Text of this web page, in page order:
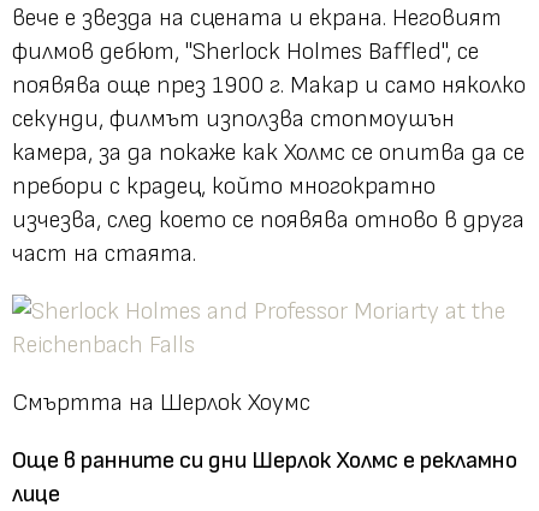
вече е звезда на сцената и екрана. Неговият
филмов дебют, "Sherlock Holmes Baffled", се
появява още през 1900 г. Макар и само няколко
секунди, филмът използва стопмоушън
камера, за да покаже как Холмс се опитва да се
пребори с крадец, който многократно
изчезва, след което се появява отново в друга
част на стаята.
Смъртта на Шерлок Хоумс
Още в ранните си дни Шерлок Холмс е рекламно
лице